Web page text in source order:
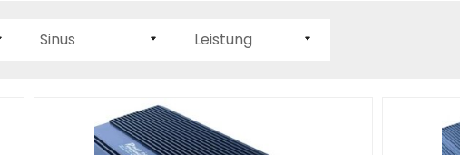
Sinus Leistung